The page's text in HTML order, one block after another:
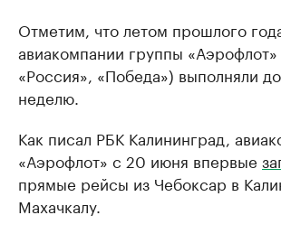
Отметим, что летом прошлого
авиакомпании группы «Аэрофлот»
«Россия», «Победа») выполняли
неделю.
Как писал РБК Калининград,
«Аэрофлот» с 20 июня впервые
прямые рейсы из Чебоксар в
Махачкалу.